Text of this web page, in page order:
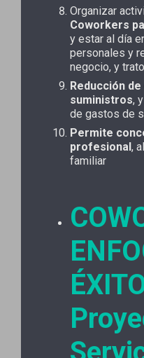
Organizar
Coworkers
y estar al día
personales y
negocio, y
Reducción
suministros,
de gastos de
Permite
profesional,
familiar